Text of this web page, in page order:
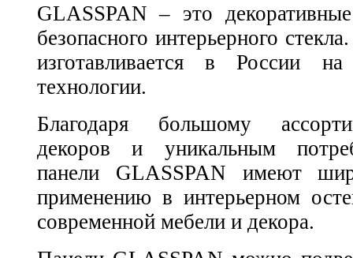
GLASSPAN – это
безопасного интерьерного
изготавливается в России
технологии.
Благодаря большому
декоров и уникальным
панели GLASSPAN имеют
применению в интерьерном
современной мебели и декора.